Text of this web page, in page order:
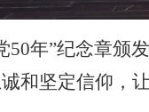
50年”纪念章颁
和坚定信仰，